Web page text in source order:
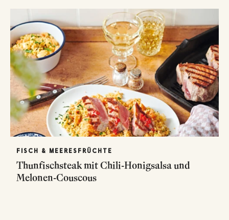
FISCH & MEERESFRÜCHTE
Thunfischsteak mit Chili-Honigsalsa und
Melonen-Couscous